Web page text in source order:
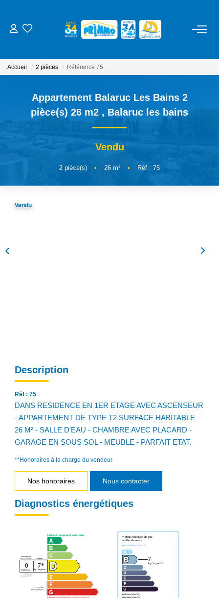
ESTIMER
Accueil 2 pièces Référence 75
Appartement Balaruc Les Bains 2
pièce(s) 26 m2 , Balaruc les bains
Vendu
2 pièce(s) • 26 m² • Réf : 75
Vendu
Description
Réf : 75
DANS RESIDENCE EN 1ER ETAGE AVEC ASCENSEUR
- APPARTEMENT DE TYPE T2 SURFACE HABITABLE
26 M² - SALLE D'EAU - CHAMBRE AVEC PLACARD -
GARAGE EN SOUS SOL - MEUBLE - PARFAIT ETAT.
**Honoraires à la charge du vendeur
Nos honoraires Nous contacter
Diagnostics énergétiques